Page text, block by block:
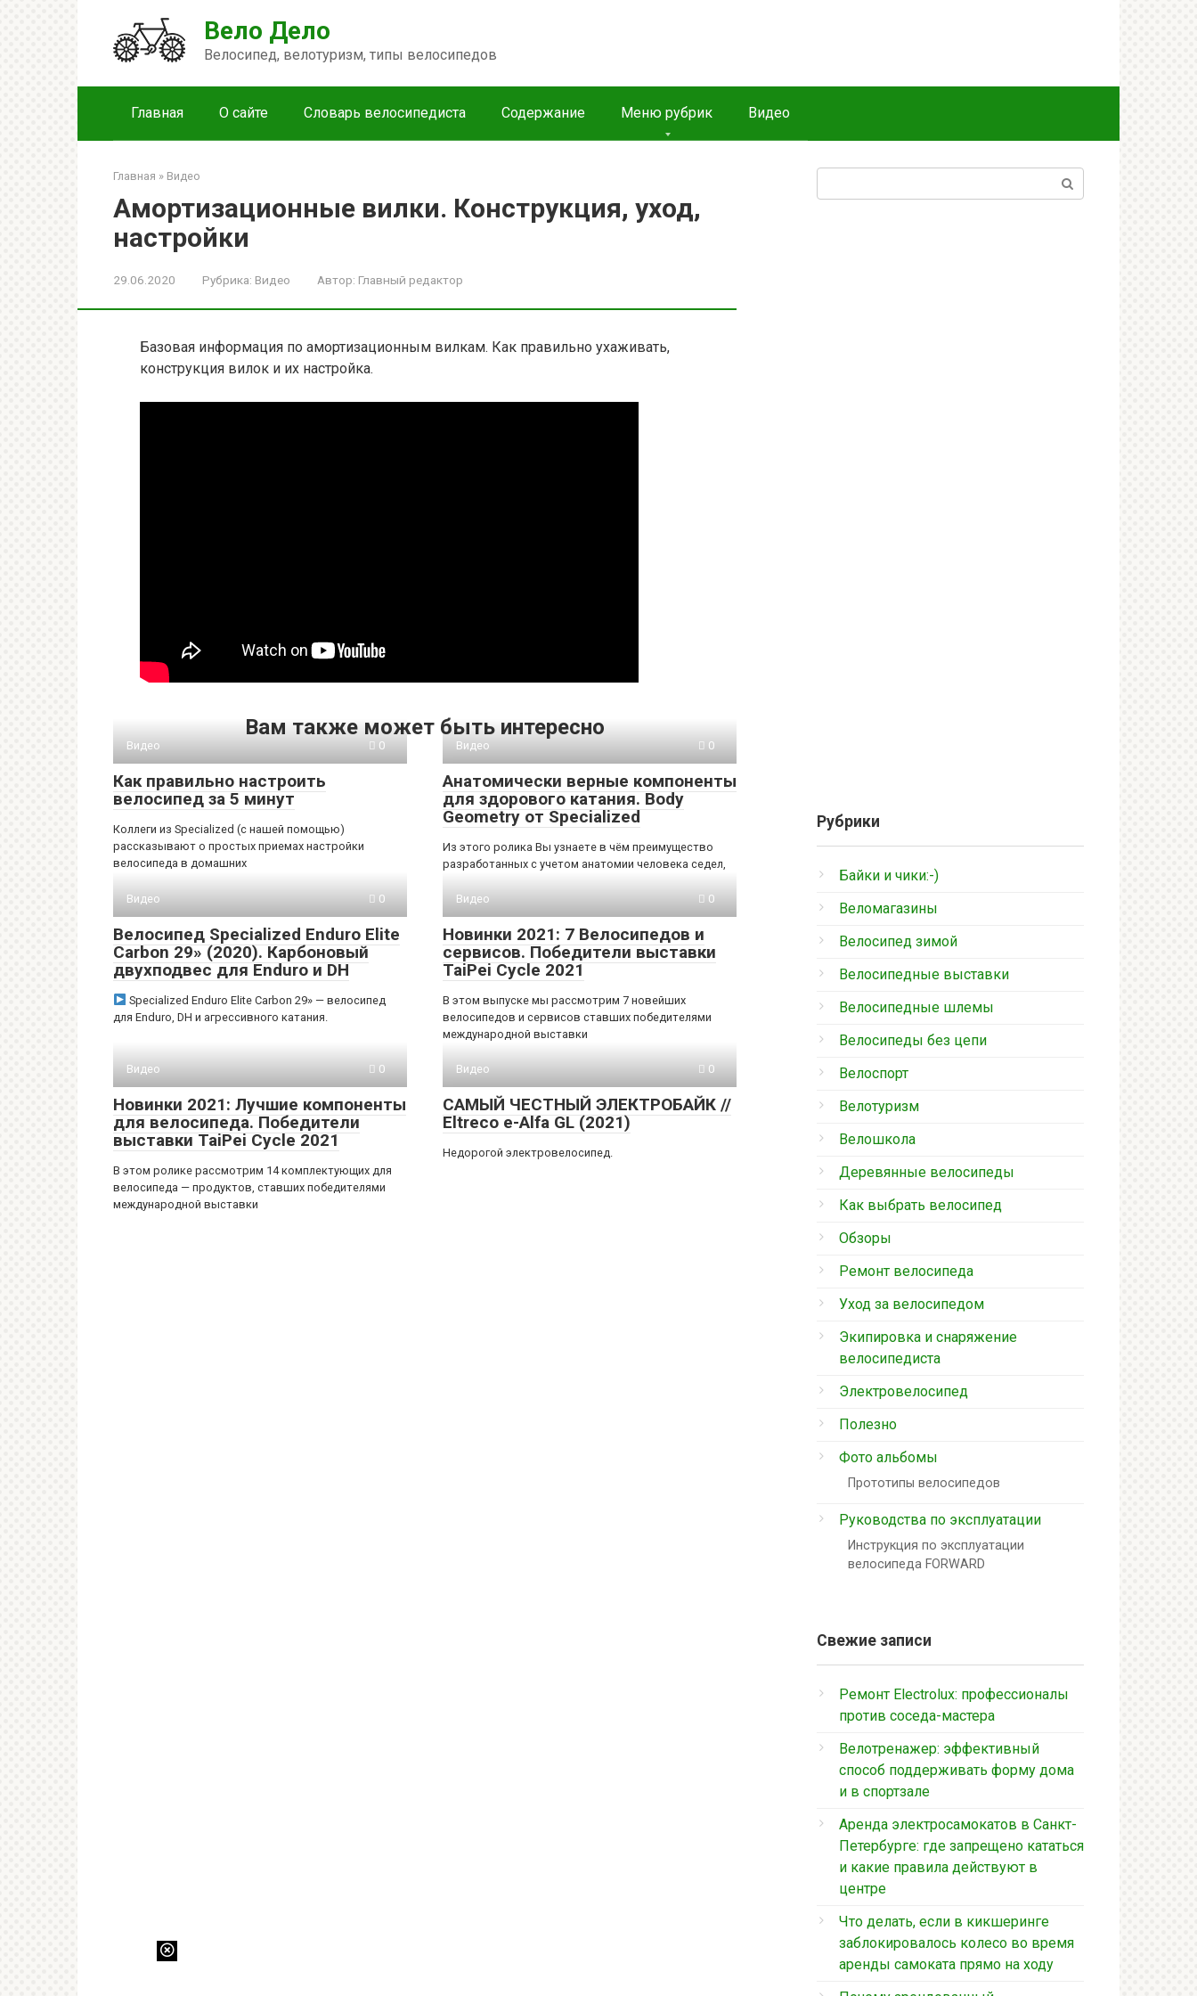
Вело Дело
Велосипед, велотуризм, типы велосипедов
Главная О сайте Словарь велосипедиста Содержание Меню рубрик Видео
Главная » Видео
Амортизационные вилки. Конструкция, уход,
настройки
29.06.2020 Рубрика: Видео Автор: Главный редактор
Базовая информация по амортизационным вилкам. Как правильно ухаживать,
конструкция вилок и их настройка.
Вам также может быть интересно
Видео 0
Как правильно настроить
велосипед за 5 минут
Коллеги из Specialized (с нашей помощью)
рассказывают о простых приемах настройки
велосипеда в домашних
Видео 0
Анатомически верные компоненты
для здорового катания. Body
Geometry от Specialized
Из этого ролика Вы узнаете в чём преимущество
разработанных с учетом анатомии человека седел,
Видео 0
Велосипед Specialized Enduro Elite
Carbon 29» (2020). Карбоновый
двухподвес для Enduro и DH
Specialized Enduro Elite Carbon 29» — велосипед
для Enduro, DH и агрессивного катания.
Видео 0
Новинки 2021: 7 Велосипедов и
сервисов. Победители выставки
TaiPei Cycle 2021
В этом выпуске мы рассмотрим 7 новейших
велосипедов и сервисов ставших победителями
международной выставки
Видео 0
Новинки 2021: Лучшие компоненты
для велосипеда. Победители
выставки TaiPei Cycle 2021
В этом ролике рассмотрим 14 комплектующих для
велосипеда — продуктов, ставших победителями
международной выставки
Видео 0
САМЫЙ ЧЕСТНЫЙ ЭЛЕКТРОБАЙК //
Eltreco e-Alfa GL (2021)
Недорогой электровелосипед.
Рубрики
Байки и чики:-)
Веломагазины
Велосипед зимой
Велосипедные выставки
Велосипедные шлемы
Велосипеды без цепи
Велоспорт
Велотуризм
Велошкола
Деревянные велосипеды
Как выбрать велосипед
Обзоры
Ремонт велосипеда
Уход за велосипедом
Экипировка и снаряжение
велосипедиста
Электровелосипед
Полезно
Фото альбомы
Прототипы велосипедов
Руководства по эксплуатации
Инструкция по эксплуатации
велосипеда FORWARD
Свежие записи
Ремонт Electrolux: профессионалы
против соседа-мастера
Велотренажер: эффективный
способ поддерживать форму дома
и в спортзале
Аренда электросамокатов в Санкт-
Петербурге: где запрещено кататься
и какие правила действуют в
центре
Что делать, если в кикшеринге
заблокировалось колесо во время
аренды самоката прямо на ходу